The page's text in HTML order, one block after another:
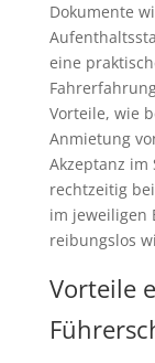
Dokumente
eine
Vorteile, wie
Anmietung
Akzeptanz im
rechtzeitig
im jeweiligen
reibungslos
Vorteile